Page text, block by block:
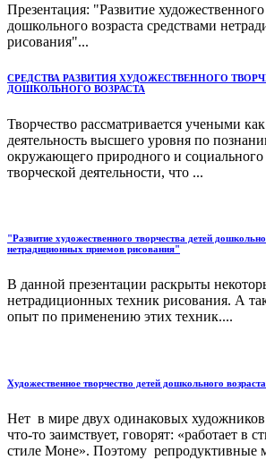
Презентация: "Развитие художественного
дошкольного возраста средствами
рисования"...
СРЕДСТВА РАЗВИТИЯ ХУДОЖЕСТВЕННОГО
ДОШКОЛЬНОГО ВОЗРАСТА
Творчество рассматривается учеными
деятель­ность высшего уровня по
окружающего природного и
творческой деятельно­сти, что ...
"Развитие художественного творчества детей
нетрадиционных приемов рисования"
В данной презентации раскрыты
нетрадиционных техник рисования. А
опыт по применению этих техник....
Художественное творчество детей дошкольного возраста
Нет в мире двух одинаковых
что-то заимствует, говорят: «работает в
стиле Моне». Поэтому репродуктивные